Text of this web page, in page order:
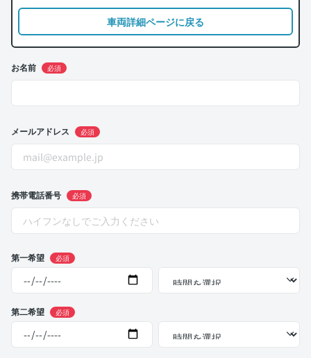
車両詳細ページに戻る
お名前 必須
メールアドレス 必須
携帯電話番号 必須
第一希望 必須
第二希望 必須